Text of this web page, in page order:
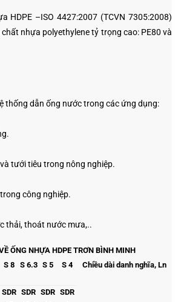
HDPE –ISO 4427:2007 (TCVN 7305:2008)
nhựa polyethylene tỷ trọng cao: PE80 và
thống dẫn ống nước trong các ứng dụng:
tưới tiêu trong nông nghiệp.
công nghiệp.
thải, thoát nước mưa,..
ỐNG NHỰA HDPE TRƠN BÌNH MINH
S 8 S 6.3 S 5 S 4 Chiều dài danh nghĩa, Ln
SDR SDR SDR SDR